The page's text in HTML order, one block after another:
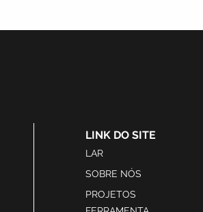
LINK DO SITE
LAR
SOBRE NÓS
PROJETOS